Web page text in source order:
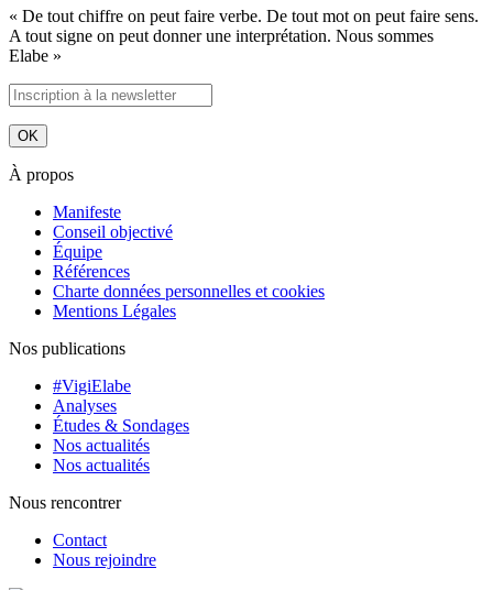
« De tout chiffre on peut faire verbe. De tout mot on peut faire sens.
A tout signe on peut donner une interprétation. Nous sommes
Elabe »
À propos
Manifeste
Conseil objectivé
Équipe
Références
Charte données personnelles et cookies
Mentions Légales
Nos publications
#VigiElabe
Analyses
Études & Sondages
Nos actualités
Nos actualités
Nous rencontrer
Contact
Nous rejoindre